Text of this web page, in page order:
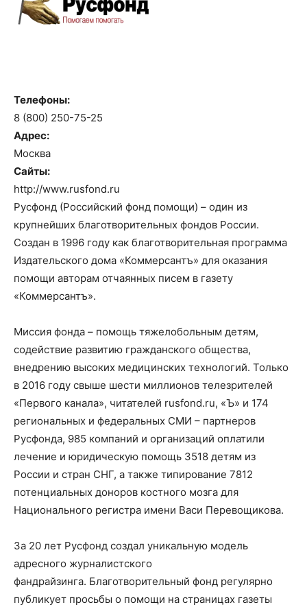
Телефоны:
8 (800) 250-75-25
Адрес:
Москва
Сайты:
http://www.rusfond.ru
Русфонд (Российский фонд помощи) – один из
крупнейших благотворительных фондов России.
Создан в 1996 году как благотворительная программа
Издательского дома «Коммерсантъ» для оказания
помощи авторам отчаянных писем в газету
«Коммерсантъ».
Миссия фонда – помощь тяжелобольным детям,
содействие развитию гражданского общества,
внедрению высоких медицинских технологий. Только
в 2016 году свыше шести миллионов телезрителей
«Первого канала», читателей rusfond.ru, «Ъ» и 174
региональных и федеральных СМИ – партнеров
Русфонда, 985 компаний и организаций оплатили
лечение и юридическую помощь 3518 детям из
России и стран СНГ, а также типирование 7812
потенциальных доноров костного мозга для
Национального регистра имени Васи Перевощикова.
За 20 лет Русфонд создал уникальную модель
адресного журналистского
фандрайзинга. Благотворительный фонд регулярно
публикует просьбы о помощи на страницах газеты